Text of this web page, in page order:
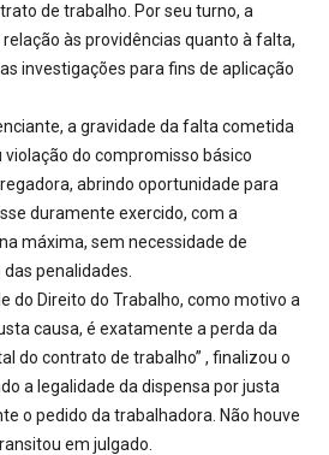
de trabalho. Por seu turno, a
às providências quanto à falta,
investigações para fins de aplicação
a gravidade da falta cometida
do compromisso básico
abrindo oportunidade para
duramente exercido, com a
máxima, sem necessidade de
penalidades.
do Direito do Trabalho, como motivo a
causa, é exatamente a perda da
do contrato de trabalho” , finalizou o
a legalidade da dispensa por justa
o pedido da trabalhadora. Não houve
em julgado.